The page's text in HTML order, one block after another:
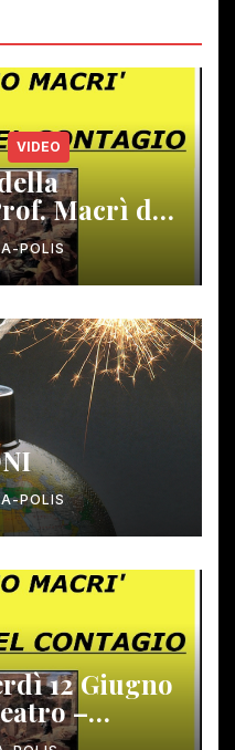
VIDEO
Macrì del
POLIS
POLIS
12 Giugno
–
–